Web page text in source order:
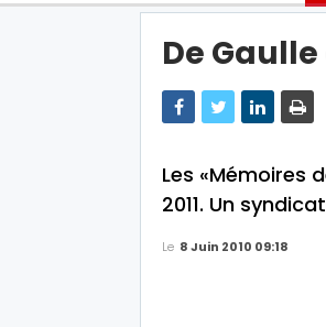
De
Les «Mémoires
2011. Un
Le 8 Juin 2010 09:18